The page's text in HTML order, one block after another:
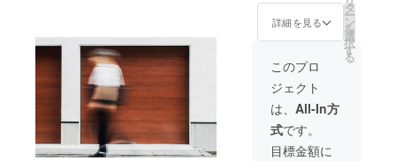
詳細を見る
タ
ー
ン
を
選
択
す
る
このプロ
ジェクト
は、 All-In方
式です。
目標金額に